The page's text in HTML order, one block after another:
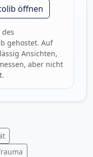
öffnen
gehostet. Auf
Ansichten,
aber nicht